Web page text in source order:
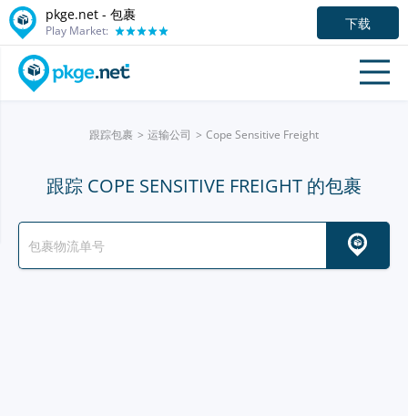
pkge.net - 包裹
Play Market: 下载
跟踪包裹 运输公司 Cope Sensitive Freight
跟踪 COPE SENSITIVE FREIGHT 的包裹